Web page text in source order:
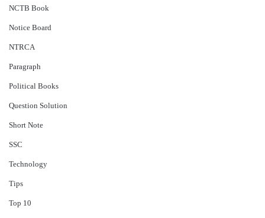
NCTB Book
Notice Board
NTRCA
Paragraph
Political Books
Question Solution
Short Note
‍SSC
Technology
Tips
Top 10